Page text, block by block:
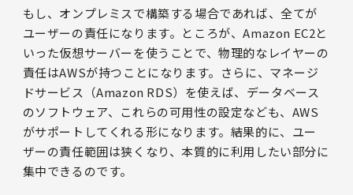
もし、オンプレミスで構築する場合であれば、全てが
ユーザーの責任になります。ところが、Amazon EC2と
いった仮想サーバーを使うことで、物理的なレイヤーの
責任はAWSが持つことになります。さらに、マネージ
ドサービス（Amazon RDS）を使えば、データベース
のソフトウェア、これらの可用性の設定なども、AWS
がサポートしてくれる形になります。結果的に、ユー
ザーの責任範囲は狭くなり、本質的に利用したい部分に
集中できるのです。